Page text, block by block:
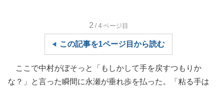
2 /4 ページ目
この記事を1ページ目から読む
ここで中村がぼそっと「もしかして手を戻すつもりか
な？」と言った瞬間に永瀬が垂れ歩を払った。「粘る手は